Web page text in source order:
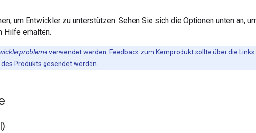
um Entwickler zu unterstützen. Sehen Sie sich die Optionen unten an,
Hilfe erhalten.
verwendet werden. Feedback zum Kernprodukt sollte über die Links
Produkts gesendet werden.